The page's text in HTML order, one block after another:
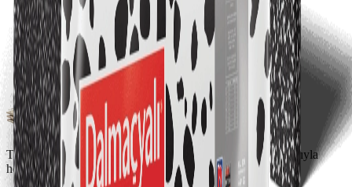
Taşyünü ve EPS fiyatlarını, tam araç ve set nakliye koşullarıyla
hesaplayın.